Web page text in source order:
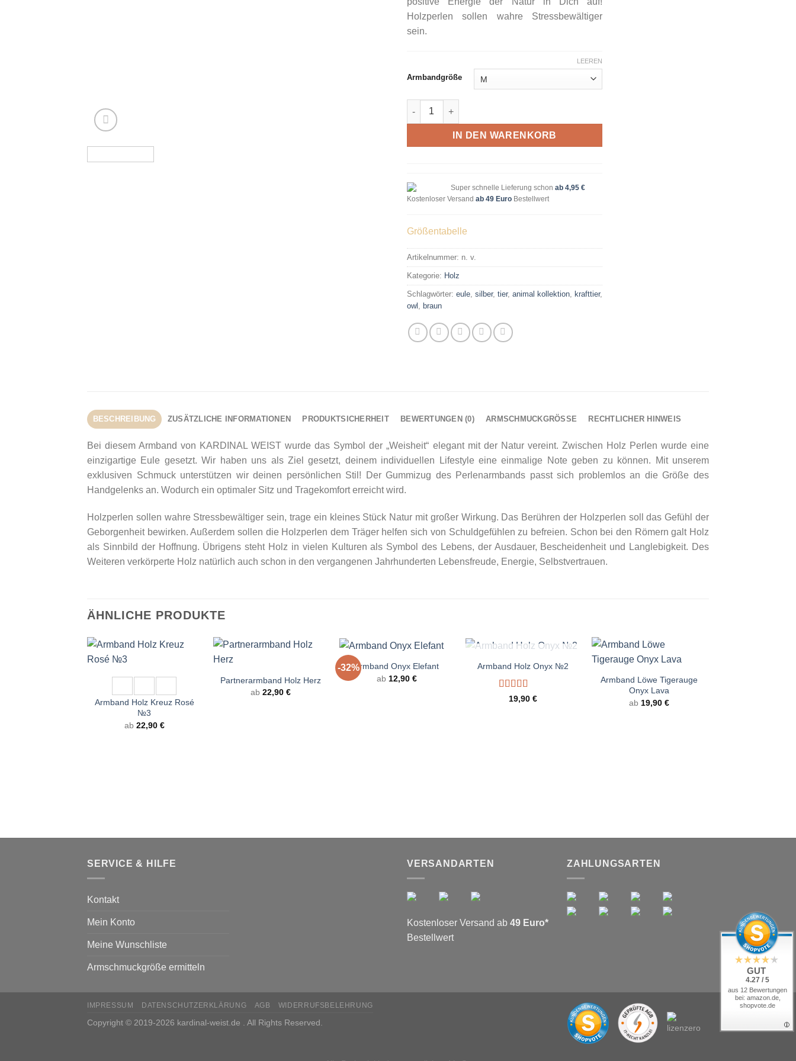
Holzperlen sollen wahre Stressbewältiger
sein.
Armbandgröße
LEEREN
Armband Holz Eule Menge
IN DEN WARENKORB
Super schnelle Lieferung schon ab 4,95 €
Kostenloser Versand ab 49 Euro Bestellwert
Größentabelle
Artikelnummer: n. v.
Kategorie: Holz
Schlagwörter: eule silber, tier, animal kollektion krafttier,
owl
braun
BESCHREIBUNG ZUSÄTZLICHE INFORMATIONEN PRODUKTSICHERHEIT BEWERTUNGEN (0) ARMSCHMUCKGRÖSSE RECHTLICHER HINWEIS
Bei diesem Armband von KARDINAL WEIST wurde das Symbol der „Weisheit“ elegant mit der Natur vereint. Zwischen Holz Perlen wurde eine
einzigartige Eule gesetzt. Wir haben uns als Ziel gesetzt, deinem individuellen Lifestyle eine einmalige Note geben zu können. Mit unserem
exklusiven Schmuck unterstützen wir deinen persönlichen Stil! Der Gummizug des Perlenarmbands passt sich problemlos an die Größe des
Handgelenks an. Wodurch ein optimaler Sitz und Tragekomfort erreicht wird.
Holzperlen sollen wahre Stressbewältiger sein, trage ein kleines Stück Natur mit großer Wirkung. Das Berühren der Holzperlen soll das Gefühl der
Geborgenheit bewirken. Außerdem sollen die Holzperlen dem Träger helfen sich von Schuldgefühlen zu befreien. Schon bei den Römern galt Holz
als Sinnbild der Hoffnung. Übrigens steht Holz in vielen Kulturen als Symbol des Lebens, der Ausdauer, Bescheidenheit und Langlebigkeit. Des
Weiteren verkörperte Holz natürlich auch schon in den vergangenen Jahrhunderten Lebensfreude, Energie, Selbstvertrauen.
ÄHNLICHE PRODUKTE
Armband Holz Kreuz Rosé
№3
ab 22,90 €
Partnerarmband Holz Herz
ab 22,90 €
-32%
+
Armband Onyx Elefant
ab 12,90 €
+
NICHT VORRÄTIG
Armband Holz Onyx №2
Bewertet
19,90 €
Armband Löwe Tigerauge
Onyx Lava
ab 19,90 €
SERVICE & HILFE
Kontakt
Mein Konto
Meine Wunschliste
Armschmuckgröße ermitteln
VERSANDARTEN
Kostenloser Versand ab 49 Euro*
Bestellwert
ZAHLUNGSARTEN
IMPRESSUM DATENSCHUTZERKLÄRUNG AGB WIDERRUFSBELEHRUNG
Copyright © 2019-2026 kardinal-weist.de . All Rights Reserved.
GUT
4.27 / 5
aus 12 Bewertungen
bei: amazon.de,
shopvote.de